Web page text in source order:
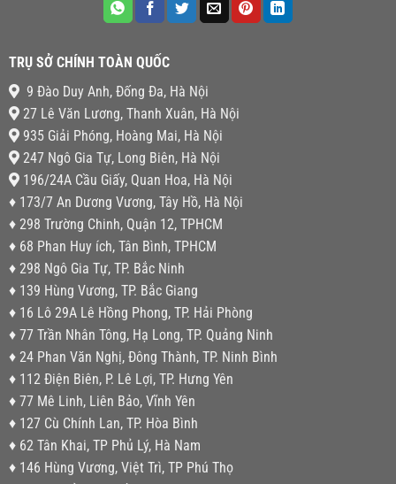
TRỤ SỞ CHÍNH TOÀN QUỐC
9 Đào Duy Anh, Đống Đa, Hà Nội
27 Lê Văn Lương, Thanh Xuân, Hà Nội
935 Giải Phóng, Hoàng Mai, Hà Nội
247 Ngô Gia Tự, Long Biên, Hà Nội
196/24A Cầu Giấy, Quan Hoa, Hà Nội
♦ 173/7 An Dương Vương, Tây Hồ, Hà Nội
♦ 298 Trường Chinh, Quận 12, TPHCM
♦ 68 Phan Huy ích, Tân Bình, TPHCM
♦ 298 Ngô Gia Tự, TP. Bắc Ninh
♦ 139 Hùng Vương, TP. Bắc Giang
♦ 16 Lô 29A Lê Hồng Phong, TP. Hải Phòng
♦ 77 Trần Nhân Tông, Hạ Long, TP. Quảng Ninh
♦ 24 Phan Văn Nghị, Đông Thành, TP. Ninh Bình
♦ 112 Điện Biên, P. Lê Lợi, TP. Hưng Yên
♦ 77 Mê Linh, Liên Bảo, Vĩnh Yên
♦ 127 Cù Chính Lan, TP. Hòa Bình
♦ 62 Tân Khai, TP Phủ Lý, Hà Nam
♦ 146 Hùng Vương, Việt Trì, TP Phú Thọ